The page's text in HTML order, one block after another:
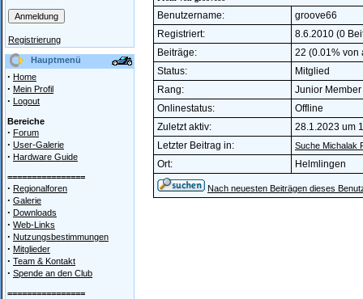
Registrierung
Hauptmenü
· Home
· Mein Profil
· Logout
Bereiche
· Forum
· User-Galerie
· Hardware Guide
================
· Regionalforen
· Galerie
· Downloads
· Web-Links
· Nutzungsbestimmungen
· Mitglieder
· Team & Kontakt
· Spende an den Club
================
Benutzername:
groove66
Registriert:
8.6.2010 (0
Beiträge:
22 (0.01% von
Status:
Mitglied
Rang:
Junior Member
Onlinestatus:
Offline
Zuletzt aktiv:
28.1.2023 um
Letzter Beitrag in:
Suche Michalak
Ort: Helmlingen
Nach neuesten Beiträgen dieses